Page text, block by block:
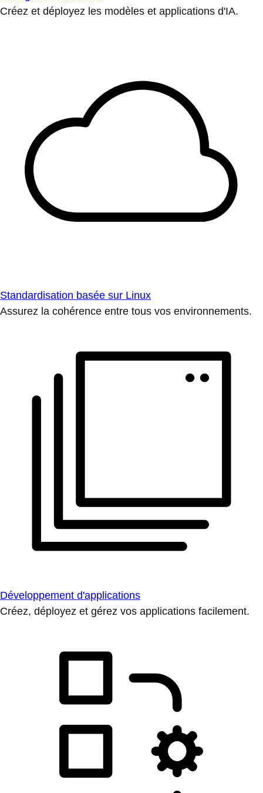
Créez et déployez les modèles et applications d'IA.
Standardisation basée sur Linux
Assurez la cohérence entre tous vos environnements.
Développement d'applications
Créez, déployez et gérez vos applications facilement.